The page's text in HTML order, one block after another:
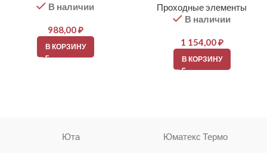
В наличии
988,00₽
В КОРЗИНУ
Проходные элементы
В наличии
1 154,00₽
В КОРЗИНУ
Юта Юматекс Термо